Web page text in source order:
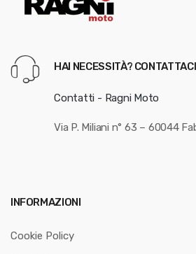
HAI NECESSITÀ?
Contatti - Ragni Moto
Via P. Miliani n° 63 – 60044
INFORMAZIONI
Cookie Policy